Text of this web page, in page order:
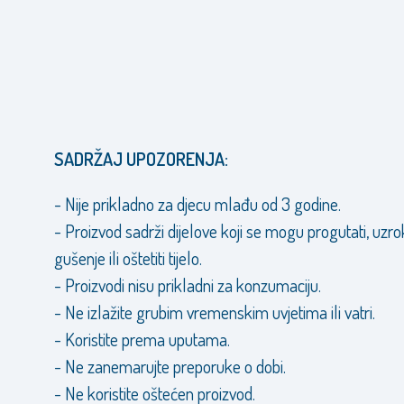
SADRŽAJ UPOZORENJA:
- Nije prikladno za djecu mlađu od 3 godine.
- Proizvod sadrži dijelove koji se mogu progutati,
gušenje ili oštetiti tijelo.
- Proizvodi nisu prikladni za konzumaciju.
- Ne izlažite grubim vremenskim uvjetima ili vatri.
- Koristite prema uputama.
- Ne zanemarujte preporuke o dobi.
- Ne koristite oštećen proizvod.